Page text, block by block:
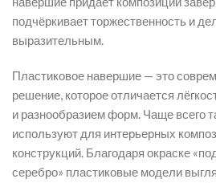
подчёркивает торжественность и
выразительным.
Пластиковое навершие — это
решение, которое отличается
и разнообразием форм. Чаще всего
используют для интерьерных
конструкций. Благодаря окраске
серебро» пластиковые модели